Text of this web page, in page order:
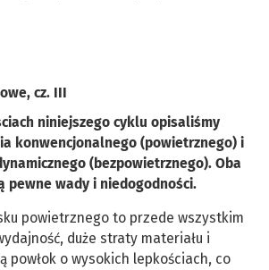
cz. III
niniejszego cyklu opisaliśmy
konwencjonalnego (powietrznego) i
(bezpowietrznego). Oba
pewne wady i niedogodności.
powietrznego to przede wszystkim
duże straty materiału i
powłok o wysokich lepkościach, co